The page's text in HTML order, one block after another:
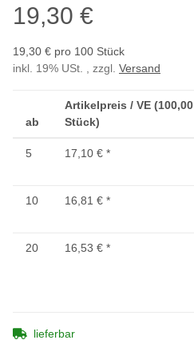
19,30 €
19,30 € pro 100 Stück
inkl. 19% USt. , zzgl. Versand
ab
Artikelpreis / VE (100,00
Stück)
5 17,10 € *
10 16,81 € *
20 16,53 € *
lieferbar